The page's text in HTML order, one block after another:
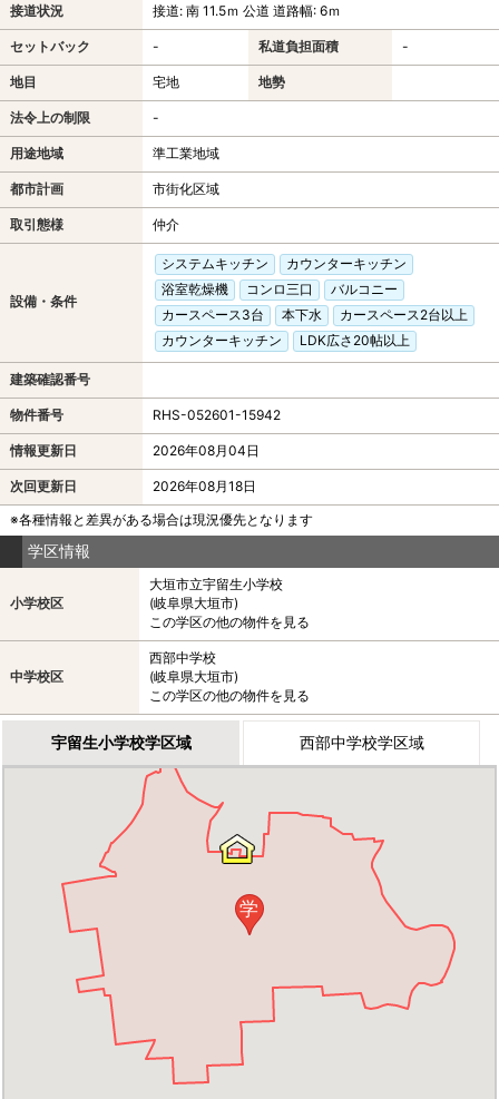
接道状況 接道: 南 11.5ｍ 公道 道路幅: 6ｍ
セットバック - 私道負担面積 -
地目 宅地 地勢
法令上の制限 -
用途地域 準工業地域
都市計画 市街化区域
取引態様 仲介
設備・条件
システムキッチン
カウンターキッチン
浴室乾燥機
コンロ三口
バルコニー
カースペース3台
本下水
カースペース2台以上
カウンターキッチン
LDK広さ20帖以上
建築確認番号
物件番号 RHS-052601-15942
情報更新日 2026年08月04日
次回更新日
2026年08月18日
※各種情報と差異がある場合は現況優先となります
学区情報
小学校区
大垣市立宇留生小学校
(岐阜県大垣市)
この学区の他の物件を見る
中学校区
西部中学校
(岐阜県大垣市)
この学区の他の物件を見る
宇留生小学校学区域 西部中学校学区域
学